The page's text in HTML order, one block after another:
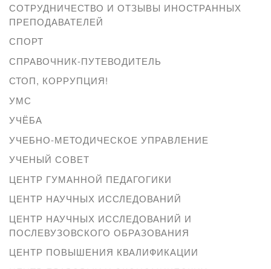
СОТРУДНИЧЕСТВО И ОТЗЫВЫ ИНОСТРАННЫХ
ПРЕПОДАВАТЕЛЕЙ
СПОРТ
СПРАВОЧНИК-ПУТЕВОДИТЕЛЬ
СТОП, КОРРУПЦИЯ!
УМС
УЧЁБА
УЧЕБНО-МЕТОДИЧЕСКОЕ УПРАВЛЕНИЕ
УЧЕНЫЙ СОВЕТ
ЦЕНТР ГУМАННОЙ ПЕДАГОГИКИ
ЦЕНТР НАУЧНЫХ ИССЛЕДОВАНИЙ
ЦЕНТР НАУЧНЫХ ИССЛЕДОВАНИЙ И
ПОСЛЕВУЗОВСКОГО ОБРАЗОВАНИЯ
ЦЕНТР ПОВЫШЕНИЯ КВАЛИФИКАЦИИ